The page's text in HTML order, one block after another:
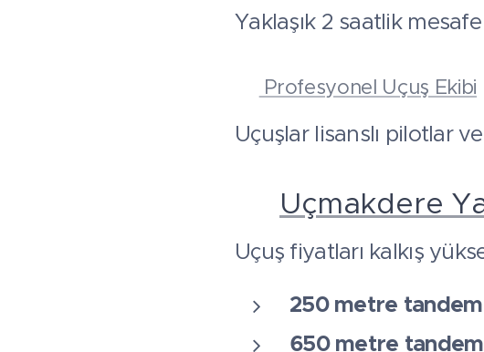
Yaklaşık 2 saatlik
Profesyonel Uçuş Ekibi
Uçuşlar lisanslı pilotlar
Uçmakdere
Uçuş fiyatları kalkış
250 metre tandem
650 metre